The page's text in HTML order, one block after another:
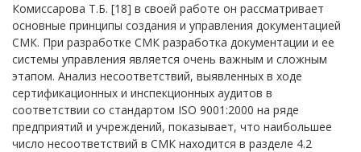
Комиссарова Т.Б. [18] в своей работе он рассматривает
основные принципы создания и управления документацией
СМК. При разработке СМК разработка документации и ее
системы управления является очень важным и сложным
этапом. Анализ несоответствий, выявленных в ходе
сертификационных и инспекционных аудитов в
соответствии со стандартом ISO 9001:2000 на ряде
предприятий и учреждений, показывает, что наибольшее
число несоответствий в СМК находится в разделе 4.2